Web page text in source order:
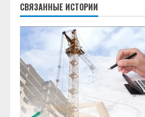
ж
и
т
ь
ч
СВЯЗАННЫЕ ИСТОРИИ